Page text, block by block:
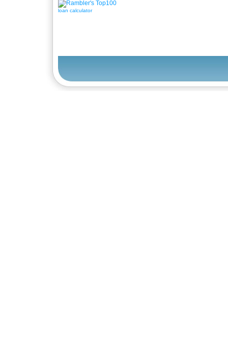
loan calculator